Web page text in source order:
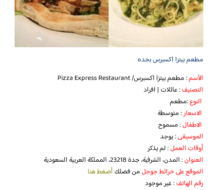
مطعم بيتزا اكسبرس بجده
الأسم: مطعم بيتزا اكسبرس/ Pizza Express Restaurant
التصنيف: عائلات | افراد
النوع:مطعم
الاسعار: متوسطة
الاطفال: مسموح
الموسيقى: يوجد
أوقات العمل: لم يذكر
العنوان: المدن، الشرفية، جدة 23218، المملكة العربية السعودية
الموقع على خرائط جوجلمن فضلك أضغط هنا
رقم الهاتف: غير موجود